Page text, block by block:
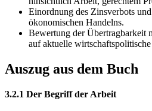
Einordnung des Zinsverbots
ökonomischen Handelns.
Bewertung der Übertragbarkeit
auf aktuelle
Auszug aus dem Buch
3.2.1 Der Begriff der Arbeit